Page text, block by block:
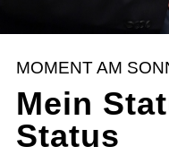
MOMENT AM
Mein
Status